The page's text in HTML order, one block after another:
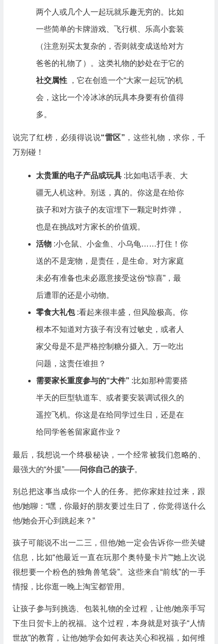
两个人或几个人一起玩就乐趣无穷的。比如
一些简单的卡牌游戏、飞行棋、乐高小套装
（注意别买太复杂的，否则就变成送给对方
爸爸的礼物了）。这类礼物的妙处在于它的
社交属性 ，它在创造一个“大家一起玩”的机
会，这比一个冷冰冰的玩具本身要有价值得
多。
说完了红榜，必须得说说“雷区” ，这些礼物，求你，千
万别碰！
太贵重的电子产品或玩具 :比如电话手表、大
疆无人机这种。别送，真的。你这是在给你
孩子和对方孩子的友谊埋下一颗定时炸弹，
也是在挑战对方家长的价值观。
活物 :小仓鼠、小金鱼、小乌龟……打住！你
送的不是宠物，是责任，是生命。对方家庭
未必有准备也未必愿意接受这份“惊喜”，最
后遭罪的还是小动物。
零食大礼包 :看起来很丰盛，但风险极高。你
根本不知道对方孩子有没有过敏史，或者人
家父母是不是严格控制糖分摄入。万一吃出
问题，这责任谁担？
需要家长重度参与的“大件” :比如那种需要搭
半天的巨型轨道车、或者要安装调试很久的
遥控飞机。你这是在给同学过生日，还是在
给同学爸爸留家庭作业？
最后，我想说一个终极秘诀，一个经常被我们忽略的、
最强大的“外援”——问你自己的孩子。
别总把这事当成你一个人的任务。把你家娃拉过来，跟
他/她聊：“嘿，你最好的朋友要过生日了，你觉得送什么
他/她会开心到跳起来？”
孩子可能说不出一二三，但他/她一定会告诉你一些关键
信息，比如“他最近一直在玩那个奥特曼卡片”“她上次说
很想要一个粉色的独角兽笔袋”。这些来自“前线”的一手
情报，比你逛一晚上淘宝都管用。
让孩子参与到挑选、包装礼物的全过程，让他/她亲手写
下生日贺卡上的祝福。这个过程，本身就是对孩子“人情
世故”的教育，让他/她学会如何表达关心和祝福，如何维